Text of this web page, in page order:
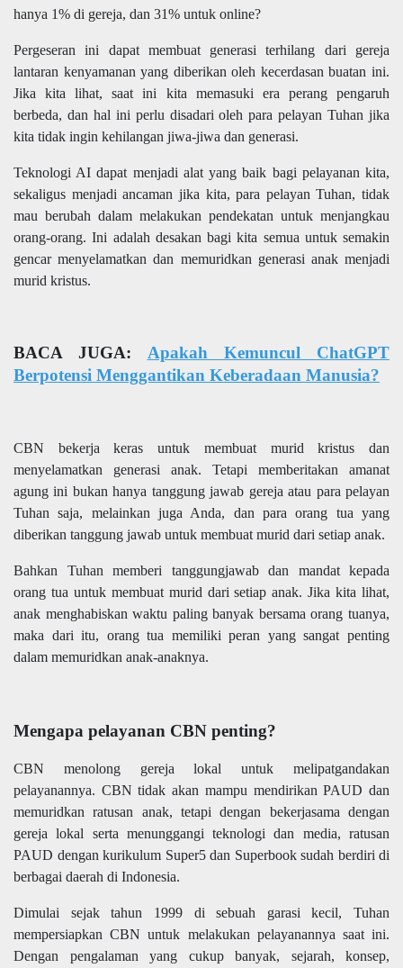
hanya 1% di gereja, dan 31% untuk online?
Pergeseran ini dapat membuat generasi terhilang dari gereja
lantaran kenyamanan yang diberikan oleh kecerdasan buatan ini.
Jika kita lihat, saat ini kita memasuki era perang pengaruh
berbeda, dan hal ini perlu disadari oleh para pelayan Tuhan jika
kita tidak ingin kehilangan jiwa-jiwa dan generasi.
Teknologi AI dapat menjadi alat yang baik bagi pelayanan kita,
sekaligus menjadi ancaman jika kita, para pelayan Tuhan, tidak
mau berubah dalam melakukan pendekatan untuk menjangkau
orang-orang. Ini adalah desakan bagi kita semua untuk semakin
gencar menyelamatkan dan memuridkan generasi anak menjadi
murid kristus.
BACA JUGA: Apakah Kemuncul ChatGPT
Berpotensi Menggantikan Keberadaan Manusia?
CBN bekerja keras untuk membuat murid kristus dan
menyelamatkan generasi anak. Tetapi memberitakan amanat
agung ini bukan hanya tanggung jawab gereja atau para pelayan
Tuhan saja, melainkan juga Anda, dan para orang tua yang
diberikan tanggung jawab untuk membuat murid dari setiap anak.
Bahkan Tuhan memberi tanggungjawab dan mandat kepada
orang tua untuk membuat murid dari setiap anak. Jika kita lihat,
anak menghabiskan waktu paling banyak bersama orang tuanya,
maka dari itu, orang tua memiliki peran yang sangat penting
dalam memuridkan anak-anaknya.
Mengapa pelayanan CBN penting?
CBN menolong gereja lokal untuk melipatgandakan
pelayanannya. CBN tidak akan mampu mendirikan PAUD dan
memuridkan ratusan anak, tetapi dengan bekerjasama dengan
gereja lokal serta menunggangi teknologi dan media, ratusan
PAUD dengan kurikulum Super5 dan Superbook sudah berdiri di
berbagai daerah di Indonesia.
Dimulai sejak tahun 1999 di sebuah garasi kecil, Tuhan
mempersiapkan CBN untuk melakukan pelayanannya saat ini.
Dengan pengalaman yang cukup banyak, sejarah, konsep,